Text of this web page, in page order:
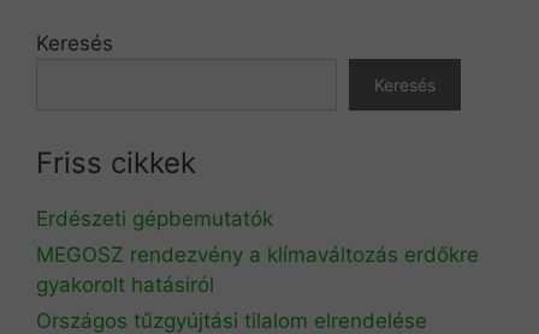
Keresés
Keresés
Friss cikkek
Erdészeti gépbemutatók
MEGOSZ rendezvény a klímaváltozás erdőkre
gyakorolt hatásiról
Országos tűzgyújtási tilalom elrendelése